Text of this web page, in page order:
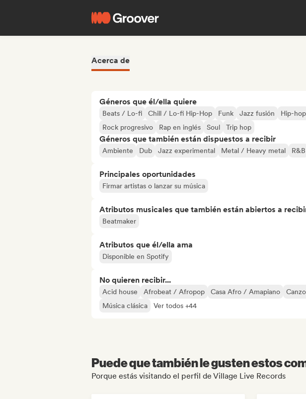
Acerca de
Géneros que él/ella quiere
Beats / Lo-fi Chill / Lo-fi Hip-Hop Funk Jazz fusión Hip-hop
Rock progresivo
Rap en inglés Soul Trip hop
Géneros que también están dispuestos a recibir
Ambiente Dub Jazz experimental Metal / Heavy metal R&B
Principales oportunidades
Firmar artistas o lanzar su música
Atributos musicales que también están abiertos a
Beatmaker
Atributos que él/ella ama
Disponible en Spotify
No quieren recibir...
Acid house Afrobeat / Afropop Casa Afro / Amapiano
Música clásica
Ver todos +44
Puede que también le gusten estos
Porque estás visitando el perfil de Village Live Records